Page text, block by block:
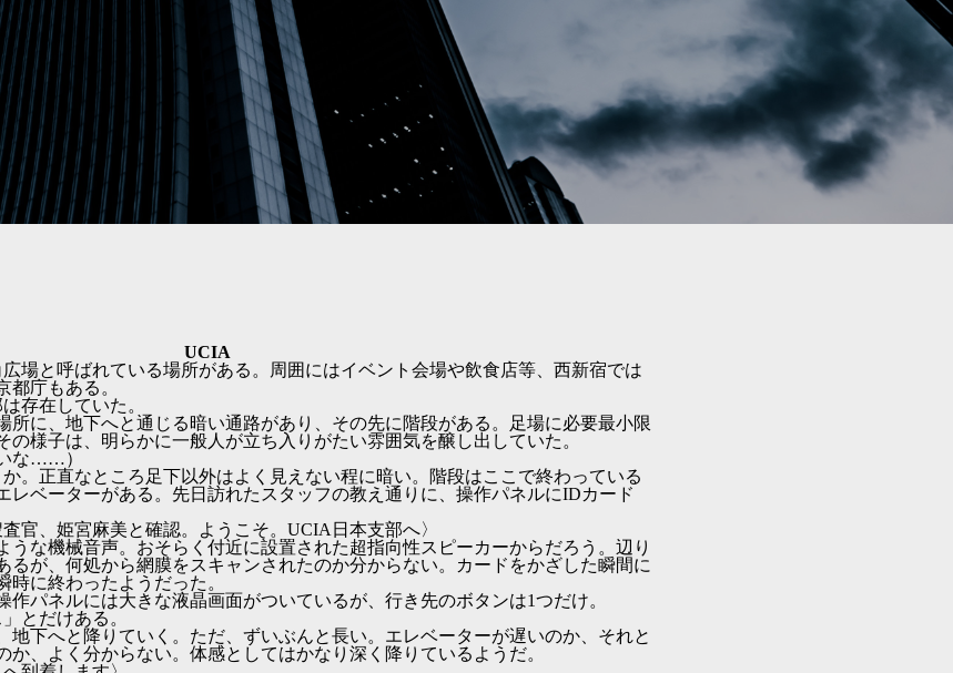
UCIA
場と呼ばれている場所がある。周囲にはイベント会場や飲食店等、西新宿では
都庁もある。
存在していた。
所に、地下へと通じる暗い通路があり、その先に階段がある。足場に必要最小限
の様子は、明らかに一般人が立ち入りがたい雰囲気を醸し出していた。
な……）
。正直なところ足下以外はよく見えない程に暗い。階段はここで終わっている
レベーターがある。先日訪れたスタッフの教え通りに、操作パネルにIDカード
官、姫宮麻美と確認。ようこそ。UCIA日本支部へ〉
うな機械音声。おそらく付近に設置された超指向性スピーカーからだろう。辺り
るが、何処から網膜をスキャンされたのか分からない。カードをかざした瞬間に
に終わったようだった。
作パネルには大きな液晶画面がついているが、行き先のボタンは1つだけ。
とだけある。
下へと降りていく。ただ、ずいぶんと長い。エレベーターが遅いのか、それと
か、よく分からない。体感としてはかなり深く降りているようだ。